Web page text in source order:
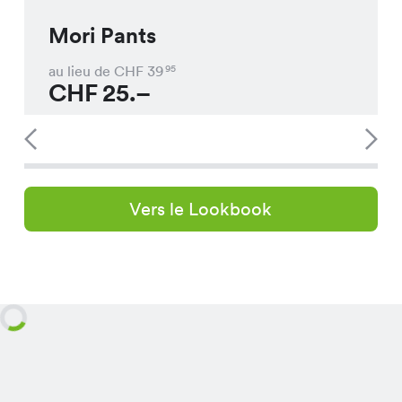
Mori Pants
au lieu de CHF 3995
CHF25.–
Vers le Lookbook